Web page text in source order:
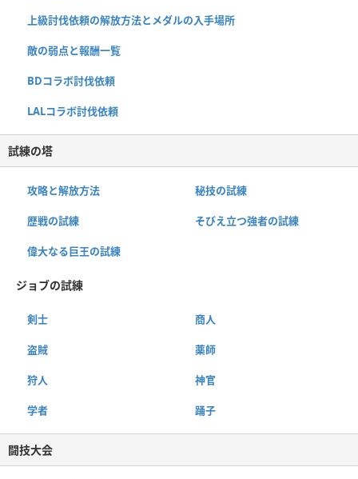
上級討伐依頼の解放方法とメダルの入手場所
敵の弱点と報酬一覧
BDコラボ討伐依頼
LALコラボ討伐依頼
試練の塔
攻略と解放方法 秘技の試練
歴戦の試練 そびえ立つ強者の試練
偉大なる巨王の試練
ジョブの試練
剣士 商人
盗賊 薬師
狩人 神官
学者 踊子
闘技大会